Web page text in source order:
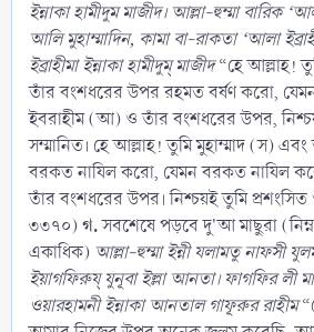
ইন্নাকা হামীদুম মাজীদ। আল্লা-হুম্মা বারিক
আলি মুহাম্মাদিন, কামা বা-রাকতা ‘আলা
ইব্রাহীমা ইন্নাকা হামীদুম্ মাজীদ“হে আল্লাহ!
তাঁর বংশধরের উপর রহমত বর্ষণ করো,
ইবরাহীম (আ) ও তাঁর বংশধরের উপর,
সম্মানিত। হে আল্লাহ! তুমি মুহাম্মাদ (স)
বরকত নাযিল করো, যেমন বরকত নাযিল
তাঁর বংশধরের উপর। নিশ্চয়ই তুমি প্রশংসিত
৩৩৭০)গ.সবশেষে পড়বে দু'আ মাছুরা
একাধিক) আল্লা-হুম্মা ইন্নী যলামতু নাফসী
ইয়াগফিরুয্ যুনূবা ইল্লা আনতা। ফাগফির লী
ওয়ারহামনী ইন্নাকা আনতাল গাফূরুর রাহীম